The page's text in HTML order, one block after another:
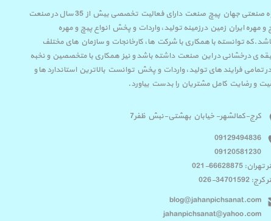
گروه صنعتی جهان پیچ صنعت دارای فعالیت تخصصی بیش از 35 سال در صنعت
و مهره ایران زمین درزمینه تولید، واردات و پخش انواع پیچ و مهره
توانسته با همکاری با شرکت ها، کارخانجات و سازمان های مختلف
ی درخشانی در این صنعت داشته باشد و نیز همکاری با متخصصین و نخبه
تمامی فرایند های تولید، واردات و پخش توانست بالاترین استاندارد ها و
و رضایت کامل مشتریان را بدست بیاورد.
کرج-کمالشهر- خیابان بهشتی-نبش ظفر7
09129494836
09120581230
66628875-021
34701592-026
blog@jahanpichsanat.com
jahanpichsanat@yahoo.com